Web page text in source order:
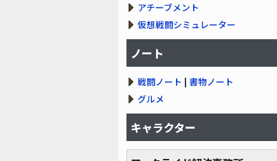
アチーブメント
仮想戦闘シミュレーター
ノート
戦闘ノート | 書物ノート
グルメ
キャラクター